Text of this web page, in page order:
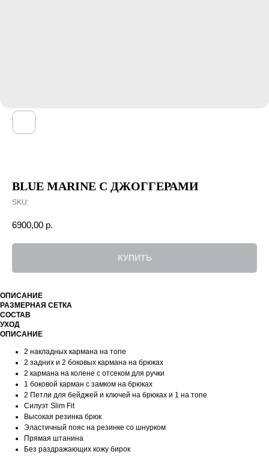
BLUE MARINE С ДЖОГГЕРАМИ
SKU:
6900,00 р.
КУПИТЬ
ОПИСАНИЕ
РАЗМЕРНАЯ СЕТКА
СОСТАВ
УХОД
ОПИСАНИЕ
2 накладных кармана на топе
2 задних и 2 боковых кармана на брюках
2 кармана на колене с отсеком для ручки
1 боковой карман с замком на брюках
2 Петли для бейджей и ключей на брюках и 1 на топе
Силуэт Slim Fit
Высокая резинка брюк
Эластичный пояс на резинке со шнурком
Прямая штанина
Без раздражающих кожу бирок